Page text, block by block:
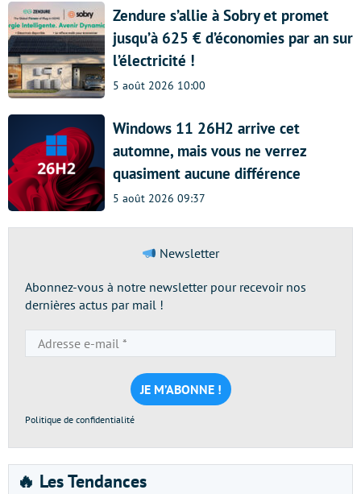
Zendure s’allie à Sobry et promet
jusqu’à 625 € d’économies par an sur
l’électricité !
5 août 2026 10:00
Windows 11 26H2 arrive cet
automne, mais vous ne verrez
quasiment aucune différence
5 août 2026 09:37
Newsletter
Abonnez-vous à notre newsletter pour recevoir nos
dernières actus par mail !
e-
mail
*
Politique de confidentialité
🔥 Les Tendances